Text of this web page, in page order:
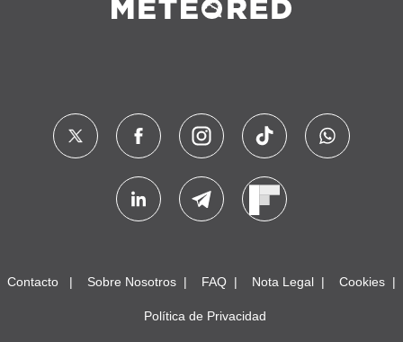
Contacto Sobre Nosotros FAQ Nota Legal Cookies
Política de Privacidad